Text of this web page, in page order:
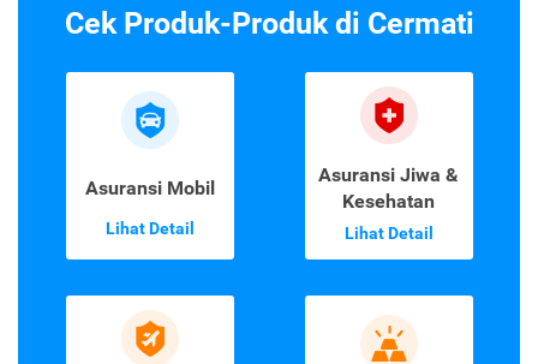
Cek Produk-Produk di Cermati
Asuransi Mobil
Lihat Detail
Asuransi Jiwa &
Kesehatan
Lihat Detail